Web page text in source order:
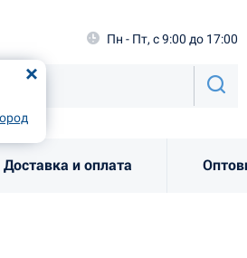
Пн - Пт, с 9:00 до 17:00
Доставка и оплата